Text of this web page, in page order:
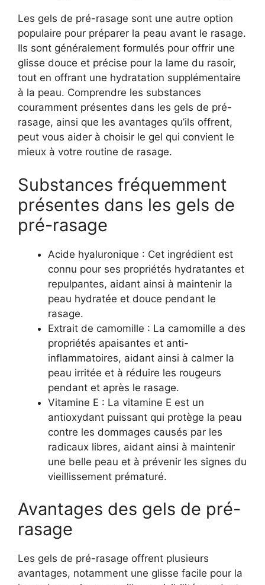
Les gels de pré-rasage sont une autre option
populaire pour préparer la peau avant le rasage.
Ils sont généralement formulés pour offrir une
glisse douce et précise pour la lame du rasoir,
tout en offrant une hydratation supplémentaire
à la peau. Comprendre les substances
couramment présentes dans les gels de pré-
rasage, ainsi que les avantages qu’ils offrent,
peut vous aider à choisir le gel qui convient le
mieux à votre routine de rasage.
Substances fréquemment
présentes dans les gels de
pré-rasage
Acide hyaluronique : Cet ingrédient est
connu pour ses propriétés hydratantes et
repulpantes, aidant ainsi à maintenir la
peau hydratée et douce pendant le
rasage.
Extrait de camomille : La camomille a des
propriétés apaisantes et anti-
inflammatoires, aidant ainsi à calmer la
peau irritée et à réduire les rougeurs
pendant et après le rasage.
Vitamine E : La vitamine E est un
antioxydant puissant qui protège la peau
contre les dommages causés par les
radicaux libres, aidant ainsi à maintenir
une belle peau et à prévenir les signes du
vieillissement prématuré.
Avantages des gels de pré-
rasage
Les gels de pré-rasage offrent plusieurs
avantages, notamment une glisse facile pour la